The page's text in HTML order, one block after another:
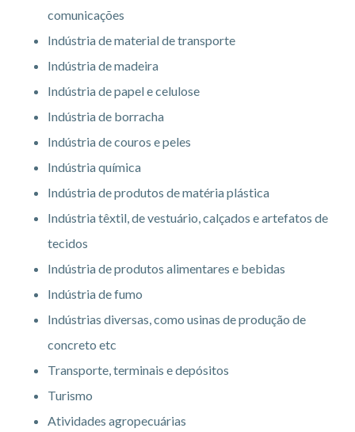
comunicações
Indústria de material de transporte
Indústria de madeira
Indústria de papel e celulose
Indústria de borracha
Indústria de couros e peles
Indústria química
Indústria de produtos de matéria plástica
Indústria têxtil, de vestuário, calçados e artefatos de
tecidos
Indústria de produtos alimentares e bebidas
Indústria de fumo
Indústrias diversas, como usinas de produção de
concreto etc
Transporte, terminais e depósitos
Turismo
Atividades agropecuárias